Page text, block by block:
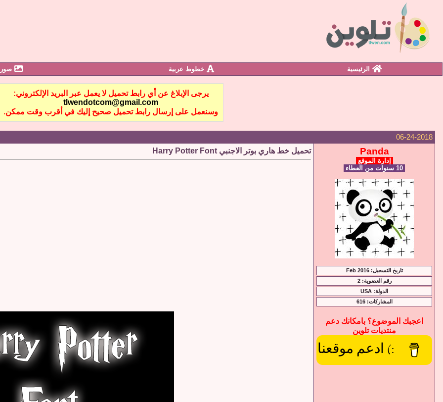
الرئيسية خطوط عربية صور
يرجى الإبلاغ عن أي رابط تحميل لا يعمل عبر البريد الإلكتروني:
tlwendotcom@gmail.com
وسنعمل على إرسال رابط تحميل صحيح إليك في أقرب وقت ممكن.
06-24-2018
Panda
إدارة الموقع
تاريخ التسجيل: Feb 2016
رقم العضوية: 2
الدولة: USA
المشاركات: 616
اعجبك الموضوع؟ بامكانك دعم
منتديات تلوين
:) ادعم موقعنا
تحميل خط هاري بوتر الاجنبي Harry Potter Font